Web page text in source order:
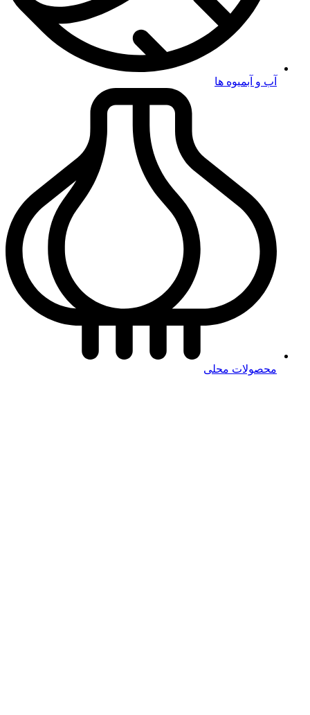
آب و آبمیوه ها
محصولات محلی